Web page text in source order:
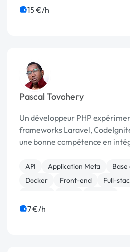
15 €/h
Pascal Tovohery
Un développeur PHP
frameworks Laravel,
une bonne compétence en
programmation PHP et des
développement associés, ...
API Application Meta
Base
Docker
Front-end Full-
7 €/h